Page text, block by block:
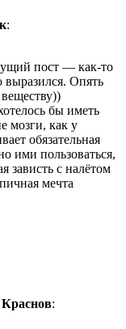
:
пост — как-то
выразился. Опять
бы иметь
мозги, как у
обязательная
ими пользоваться,
зависть с налётом
мечта
: